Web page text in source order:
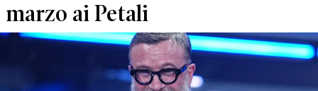
marzo ai Petali